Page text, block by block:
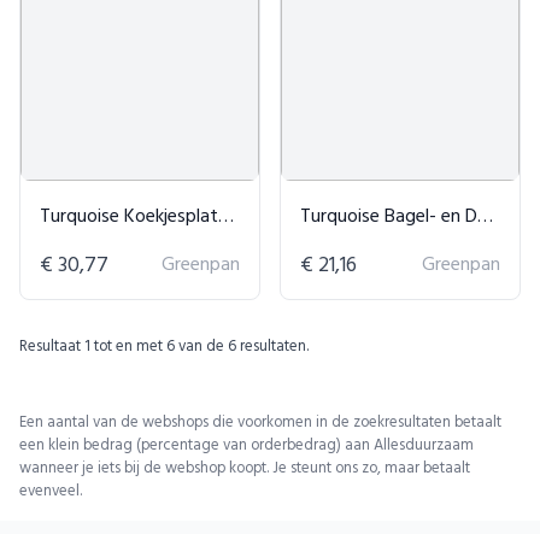
Turquoise Koekjesplaten GreenLife - 2-delig
€ 30,77 Greenpan
Turquoise Bagel- en Donutplaat
€ 21,16 Greenpan
Resultaat 1tot en met 6van de 6 resultaten.
Een aantal van de webshops die voorkomen in de zoekresultaten betaalt
een klein bedrag (percentage van orderbedrag) aan Allesduurzaam
wanneer je iets bij de webshop koopt. Je steunt ons zo, maar betaalt
evenveel.